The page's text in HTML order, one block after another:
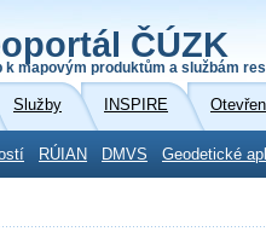
ČÚZK
k mapovým produktům a službám
Služby INSPIRE
RÚIAN DMVS Geodetické